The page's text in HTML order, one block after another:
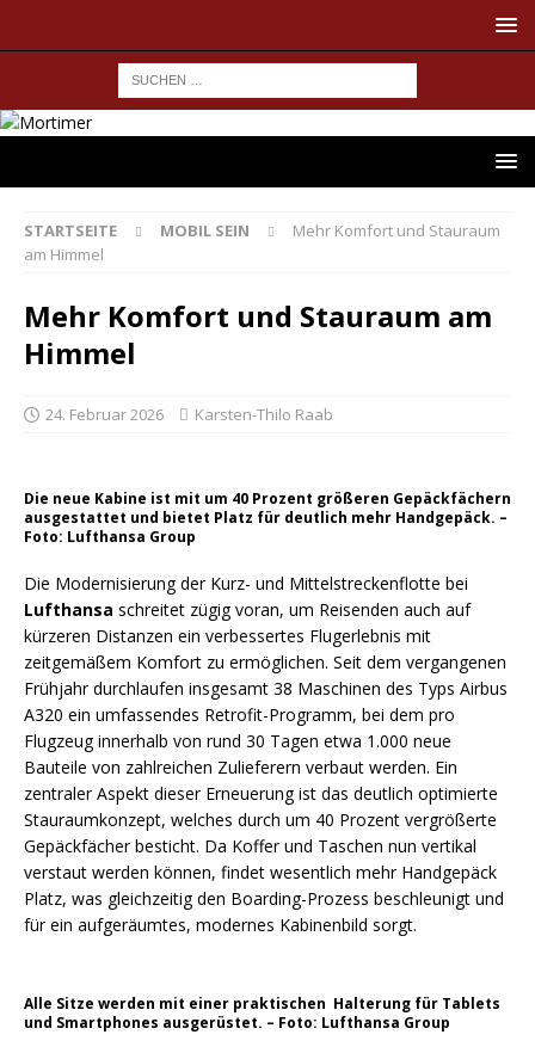
STARTSEITE MOBIL SEIN
Mehr Komfort und Stauraum
am Himmel
Mehr Komfort und Stauraum am
Himmel
24. Februar 2026 Karsten-Thilo Raab
Die neue Kabine ist mit um 40 Prozent größeren Gepäckfächern
ausgestattet und bietet Platz für deutlich mehr Handgepäck. –
Foto: Lufthansa Group
Die Modernisierung der Kurz- und Mittelstreckenflotte bei
Lufthansa schreitet zügig voran, um Reisenden auch auf
kürzeren Distanzen ein verbessertes Flugerlebnis mit
zeitgemäßem Komfort zu ermöglichen. Seit dem vergangenen
Frühjahr durchlaufen insgesamt 38 Maschinen des Typs Airbus
A320 ein umfassendes Retrofit-Programm, bei dem pro
Flugzeug innerhalb von rund 30 Tagen etwa 1.000 neue
Bauteile von zahlreichen Zulieferern verbaut werden. Ein
zentraler Aspekt dieser Erneuerung ist das deutlich optimierte
Stauraumkonzept, welches durch um 40 Prozent vergrößerte
Gepäckfächer besticht. Da Koffer und Taschen nun vertikal
verstaut werden können, findet wesentlich mehr Handgepäck
Platz, was gleichzeitig den Boarding-Prozess beschleunigt und
für ein aufgeräumtes, modernes Kabinenbild sorgt.
Alle Sitze werden mit einer praktischen Halterung für Tablets
und Smartphones ausgerüstet. – Foto: Lufthansa Group